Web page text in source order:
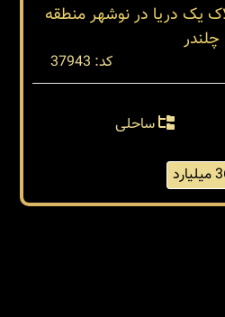
یک دریا در نوشهر منطقه
چلندر
کد: 37943
ساحلی